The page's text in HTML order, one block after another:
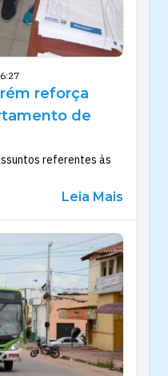
reforça
de
referentes às
Leia Mais